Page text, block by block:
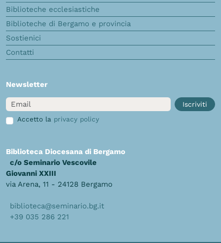
Biblioteche ecclesiastiche
Biblioteche di Bergamo e provincia
Sostienici
Contatti
Newsletter
Email
Iscriviti
Accetto la privacy policy
Biblioteca Diocesana di Bergamo
c/o Seminario Vescovile
Giovanni XXIII
via Arena, 11 - 24128 Bergamo
biblioteca@seminario.bg.it
+39 035 286 221